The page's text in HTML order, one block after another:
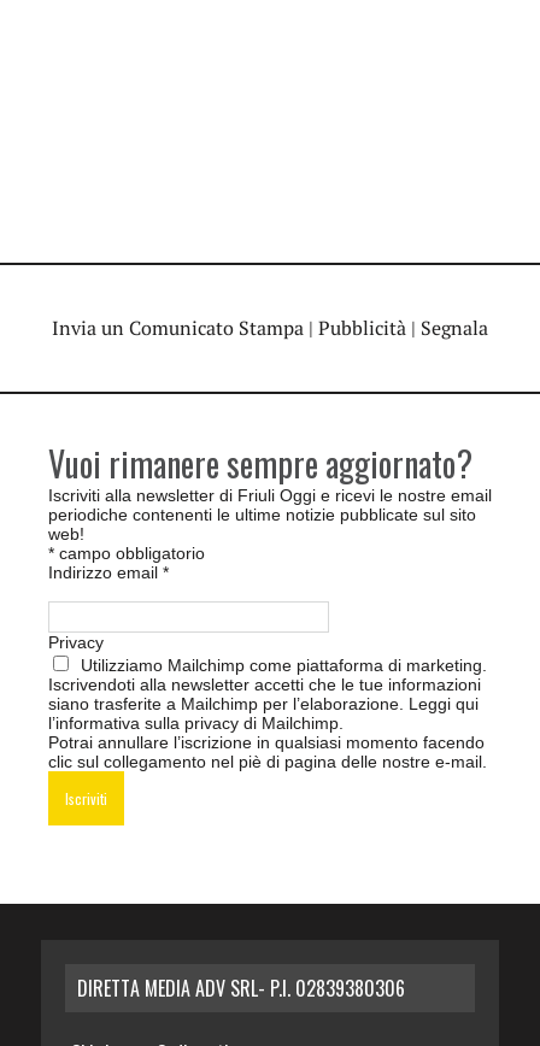
Invia un Comunicato Stampa | Pubblicità | Segnala
Vuoi rimanere sempre aggiornato?
Iscriviti alla newsletter di Friuli Oggi e ricevi le nostre email
periodiche contenenti le ultime notizie pubblicate sul sito
web!
* campo obbligatorio
Indirizzo email *
Privacy
Utilizziamo Mailchimp come piattaforma di marketing.
Iscrivendoti alla newsletter accetti che le tue informazioni
siano trasferite a Mailchimp per l’elaborazione. Leggi qui
l’informativa sulla privacy di Mailchimp.
Potrai annullare l’iscrizione in qualsiasi momento facendo
clic sul collegamento nel piè di pagina delle nostre e-mail.
DIRETTA MEDIA ADV SRL- P.I. 02839380306